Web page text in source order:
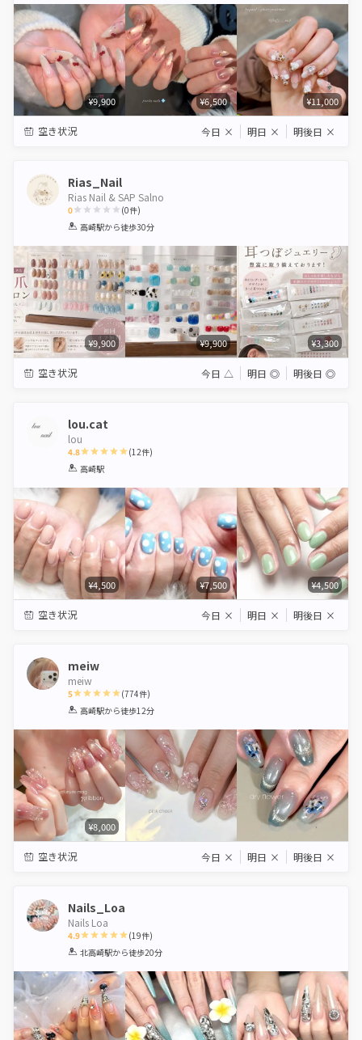
¥9,900 ¥6,500 ¥11,000
空き状況 今日 × 明日 × 明後日 ×
Rias_Nail
Rias Nail & SAP Salno
0
1 2 3 4 5
(0件)
高崎駅から徒歩30分
¥9,900 ¥9,900 ¥3,300
空き状況 今日 △ 明日 ◎ 明後日 ◎
lou.cat
lou
4.8
1 2 3
(12件)
高崎駅
¥4,500 ¥7,500 ¥4,500
空き状況 今日 × 明日 × 明後日 ×
meiw
meiw
5
1 2 3 4 5
(774件)
高崎駅から徒歩12分
¥8,000
空き状況 今日 × 明日 × 明後日 ×
Nails_Loa
Nails Loa
4.9
1 2 3 4 5
(19件)
北高崎駅から徒歩20分